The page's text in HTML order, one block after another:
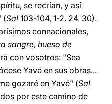
se recrían, y así
(Sal 103-104, 1-2. 24. 30).
connacionales,
sangre, hueso de
con vosotros: "Sea
Yavé en sus obras...
gozaré en Yavé" (Sal
por este camino de